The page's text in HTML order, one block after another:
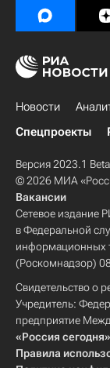
Новости
Спецпроекты
Версия 2023.1 Beta
© 2026 МИА
Вакансии
Сетевое издание
в Федеральной
информационных
(Роскомнадзор)
Свидетельство о
Учредитель:
предприятие
«Россия сегодня»
Правила